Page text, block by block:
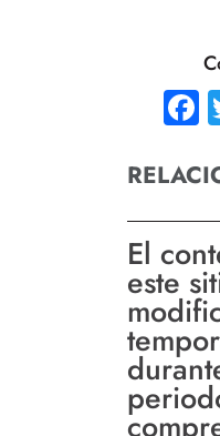
El
este